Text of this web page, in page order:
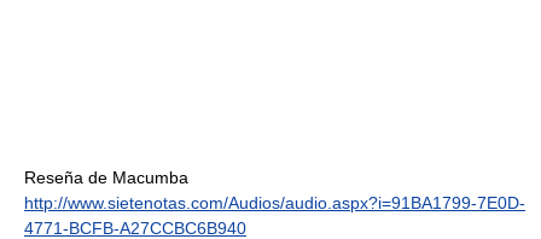
Reseña de Macumba
http://www.sietenotas.com/Audios/audio.aspx?i=91BA1799-7E0D-
4771-BCFB-A27CCBC6B940